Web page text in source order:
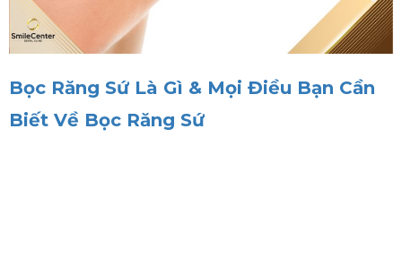
Bọc Răng Sứ Là Gì & Mọi Điều Bạn Cần
Biết Về Bọc Răng Sứ